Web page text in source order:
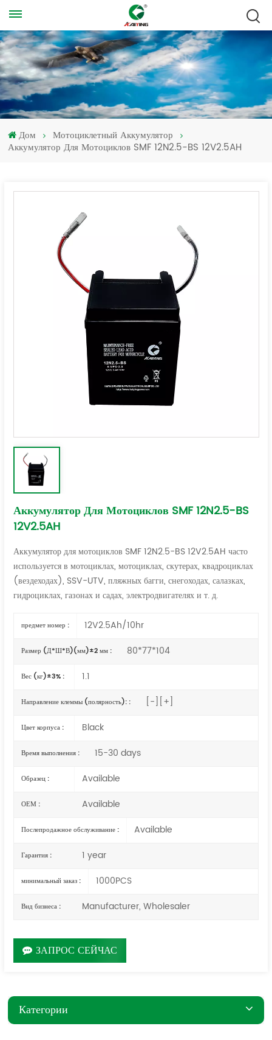
Дом
Мотоциклетный Аккумулятор
Аккумулятор Для Мотоциклов SMF 12N2.5-BS 12V2.5AH
Аккумулятор Для Мотоциклов SMF 12N2.5-BS
12V2.5AH
Аккумулятор для мотоциклов SMF 12N2.5-BS 12V2.5AH часто
используется в мотоциклах, мотоциклах, скутерах, квадроциклах
(вездеходах), SSV-UTV, пляжных багги, снегоходах, салазках,
гидроциклах, газонах и садах, электродвигателях и т. д.
предмет номер : 12V2.5Ah/10hr
Размер (Д*Ш*В)(мм)±2 мм : 80*77*104
Вес (кг)±3% : 1.1
Направление клеммы (полярность): : [-][+]
Цвет корпуса : Black
Время выполнения : 15-30 days
Образец : Available
ОЕМ : Available
Послепродажное обслуживание : Available
Гарантия : 1 year
минимальный заказ : 1000PCS
Вид бизнеса : Manufacturer, Wholesaler
ЗАПРОС СЕЙЧАС
Категории